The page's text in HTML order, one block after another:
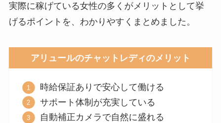
実際に稼げている女性の多くがメリットとして挙
げるポイントを、わかりやすくまとめました。
アリュールのチャットレディのメリット
時給保証ありで安心して働ける
サポート体制が充実している
自動補正カメラで自然に盛れる